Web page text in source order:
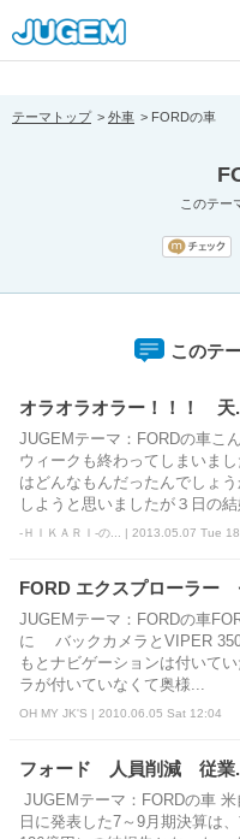
[pear_error:
prefix="" info=""]
テーマトップ 外車 FORDの車
このテー
このテ
オラオラオラー！！！ 天
JUGEMテーマ：FORDの車こ
ウィークも終わってしまいま
はどんなもんだったんでしょ
しようと思いましたが３日の結
-ＨＩＫＡＲＩ-の... | 2013.05.07 Tue
FORD エクスプローラー
JUGEMテーマ：FORDの車
に バックカメラとVIPER
もとナビゲーションは付いて
ラが付いていなくて奥様...
OH MY JK'S | 2010.06.05 Sat 12:04
フォード 人員削減 従業
JUGEMテーマ：FORDの車
日に発表した7～9月期決算は